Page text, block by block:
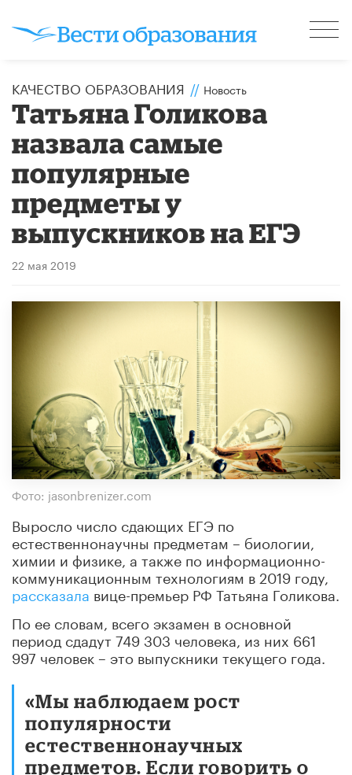
КАЧЕСТВО ОБРАЗОВАНИЯ // Новость
Татьяна Голикова
назвала самые
популярные
предметы у
выпускников на ЕГЭ
22 мая 2019
Фото: jasonbrenizer.com
Выросло число сдающих ЕГЭ по
естественнонаучны предметам – биологии,
химии и физике, а также по информационно-
коммуникационным технологиям в 2019 году,
рассказала вице-премьер РФ Татьяна Голикова.
По ее словам, всего экзамен в основной
период сдадут 749 303 человека, из них 661
997 человек – это выпускники текущего года.
«Мы наблюдаем рост
популярности
естественнонаучных
предметов. Если говорить о